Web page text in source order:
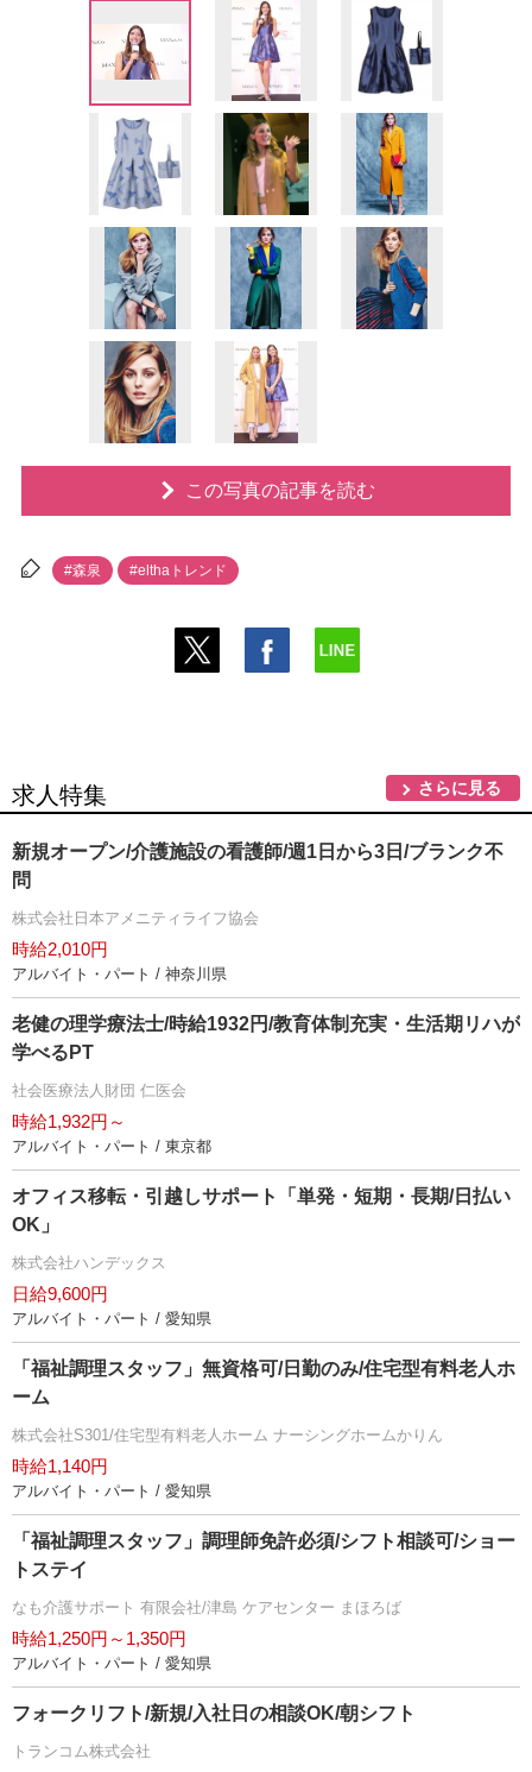
この写真の記事を読む
#森泉 #elthaトレンド
求人特集 さらに見る
新規オープン/介護施設の看護師/週1日から3日/ブランク不
問
株式会社日本アメニティライフ協会
時給2,010円
アルバイト・パート / 神奈川県
老健の理学療法士/時給1932円/教育体制充実・生活期リハが
学べるPT
社会医療法人財団 仁医会
時給1,932円～
アルバイト・パート / 東京都
オフィス移転・引越しサポート「単発・短期・長期/日払い
OK」
株式会社ハンデックス
日給9,600円
アルバイト・パート / 愛知県
「福祉調理スタッフ」無資格可/日勤のみ/住宅型有料老人ホ
ーム
株式会社S301/住宅型有料老人ホーム ナーシングホームかりん
時給1,140円
アルバイト・パート / 愛知県
「福祉調理スタッフ」調理師免許必須/シフト相談可/ショー
トステイ
なも介護サポート 有限会社/津島 ケアセンター まほろば
時給1,250円～1,350円
アルバイト・パート / 愛知県
フォークリフト/新規/入社日の相談OK/朝シフト
トランコム株式会社